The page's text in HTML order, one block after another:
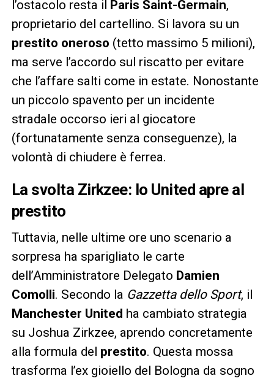
l’ostacolo resta il Paris Saint-Germain,
proprietario del cartellino. Si lavora su un
prestito oneroso (tetto massimo 5 milioni),
ma serve l’accordo sul riscatto per evitare
che l’affare salti come in estate. Nonostante
un piccolo spavento per un incidente
stradale occorso ieri al giocatore
(fortunatamente senza conseguenze), la
volontà di chiudere è ferrea.
La svolta Zirkzee: lo United apre al
prestito
Tuttavia, nelle ultime ore uno scenario a
sorpresa ha sparigliato le carte
dell’Amministratore Delegato Damien
Comolli. Secondo la Gazzetta dello Sport, il
Manchester United ha cambiato strategia
su Joshua Zirkzee, aprendo concretamente
alla formula del prestito. Questa mossa
trasforma l’ex gioiello del Bologna da sogno